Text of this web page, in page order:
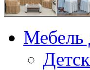
Мебель